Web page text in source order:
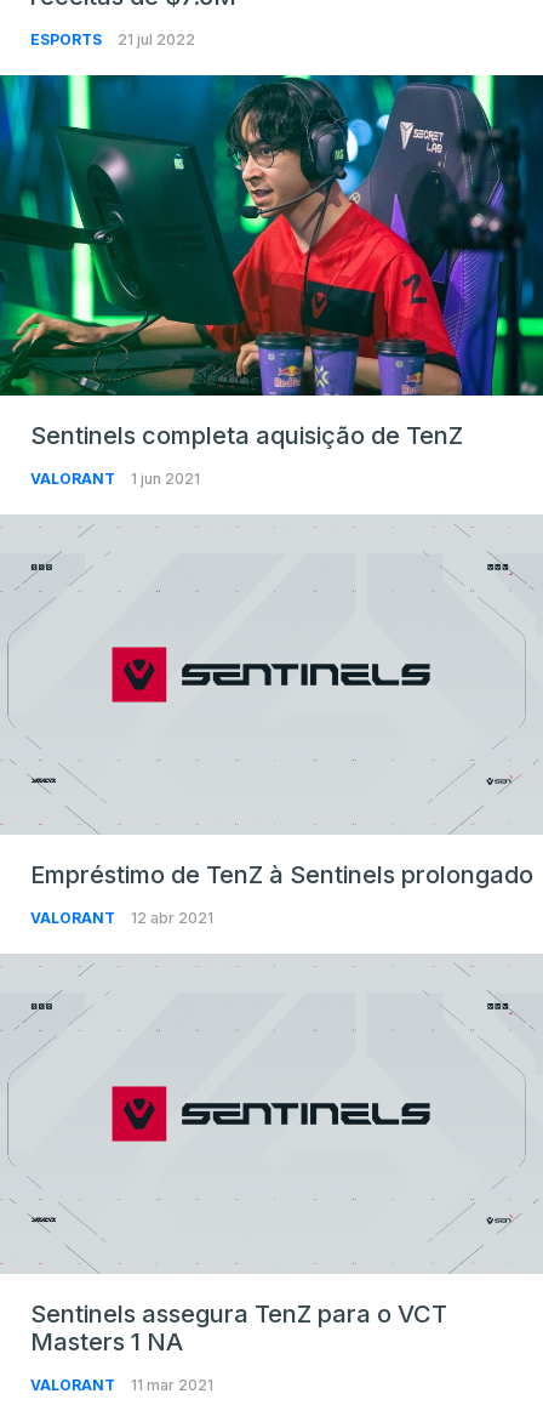
ESPORTS 21 jul 2022
Sentinels completa aquisição de TenZ
VALORANT 1 jun 2021
Empréstimo de TenZ à Sentinels prolongado
VALORANT 12 abr 2021
Sentinels assegura TenZ para o VCT
Masters 1 NA
VALORANT 11 mar 2021